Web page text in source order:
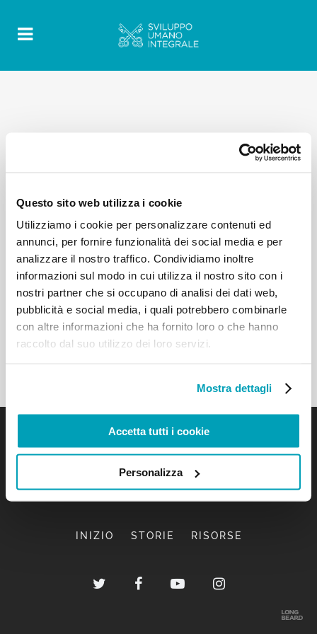
Questo sito web utilizza i cookie
Utilizziamo i cookie per personalizzare contenuti ed
annunci, per fornire funzionalità dei social media e per
analizzare il nostro traffico. Condividiamo inoltre
informazioni sul modo in cui utilizza il nostro sito con i
nostri partner che si occupano di analisi dei dati web,
pubblicità e social media, i quali potrebbero combinarle
con altre informazioni che ha fornito loro o che hanno
raccolto dal suo utilizzo dei loro servizi.
Mostra dettagli
Accetta tutti i cookie
Personalizza
INIZIO STORIE RISORSE